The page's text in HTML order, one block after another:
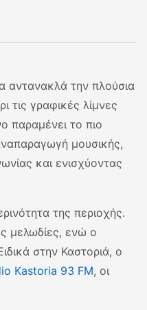
αντανακλά την πλούσια
τις γραφικές λίμνες
παραμένει το πιο
μουσικής,
και ενισχύοντας
της περιοχής.
μελωδίες, ενώ ο
στην Καστοριά, ο
Kastoria 93 FM, οι